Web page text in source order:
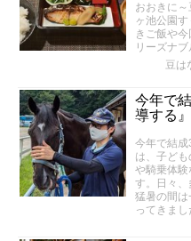
おおきに
ヶ池公園
きご飯や
リーズナ
豆は
今年で
導する
今年で結
は、子ど
や騎乗体験
す。日々
猛暑の間
ってきまし